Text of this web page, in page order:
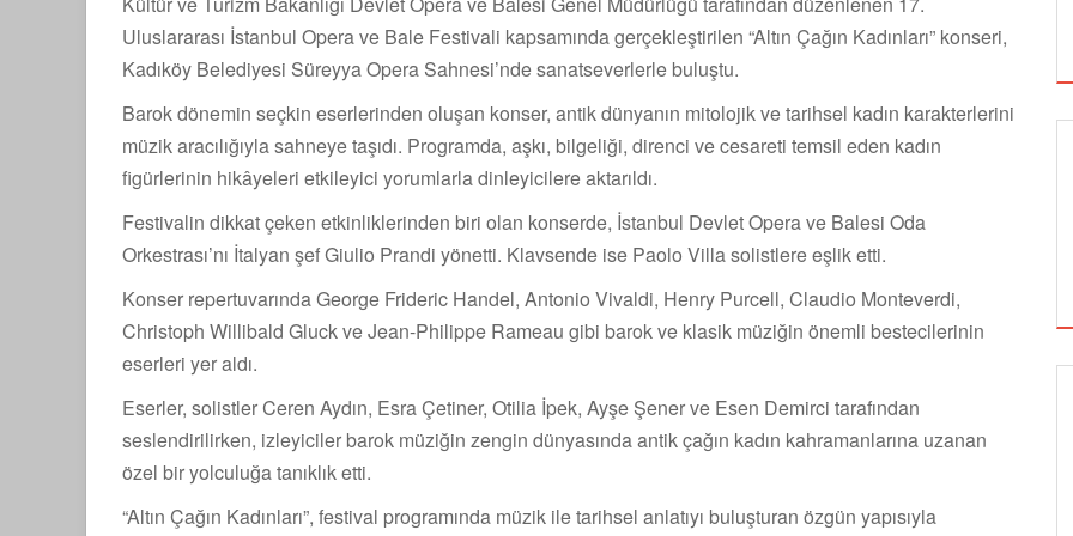
Uluslararası İstanbul Opera ve Bale Festivali kapsamında gerçekleştirilen “Altın Çağın Kadınları” konseri,
Kadıköy Belediyesi Süreyya Opera Sahnesi’nde sanatseverlerle buluştu.
Barok dönemin seçkin eserlerinden oluşan konser, antik dünyanın mitolojik ve tarihsel kadın karakterlerini
müzik aracılığıyla sahneye taşıdı. Programda, aşkı, bilgeliği, direnci ve cesareti temsil eden kadın
figürlerinin hikâyeleri etkileyici yorumlarla dinleyicilere aktarıldı.
Festivalin dikkat çeken etkinliklerinden biri olan konserde, İstanbul Devlet Opera ve Balesi Oda
Orkestrası’nı İtalyan şef Giulio Prandi yönetti. Klavsende ise Paolo Villa solistlere eşlik etti.
Konser repertuvarında George Frideric Handel, Antonio Vivaldi, Henry Purcell, Claudio Monteverdi,
Christoph Willibald Gluck ve Jean-Philippe Rameau gibi barok ve klasik müziğin önemli bestecilerinin
eserleri yer aldı.
Eserler, solistler Ceren Aydın, Esra Çetiner, Otilia İpek, Ayşe Şener ve Esen Demirci tarafından
seslendirilirken, izleyiciler barok müziğin zengin dünyasında antik çağın kadın kahramanlarına uzanan
özel bir yolculuğa tanıklık etti.
“Altın Çağın Kadınları”, festival programında müzik ile tarihsel anlatıyı buluşturan özgün yapısıyla
ALTIN KOZA'NIN ONUR ÖDÜLLERİ FERZAN